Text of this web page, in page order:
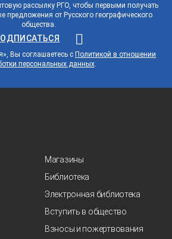
рассылку РГО, чтобы первыми получать
предложения от Русского географического
общества.
Вы соглашаетесь с Политикой в отношении
персональных данных.
Магазины
Библиотека
Электронная библиотека
Вступить в общество
Взносы и пожертвования